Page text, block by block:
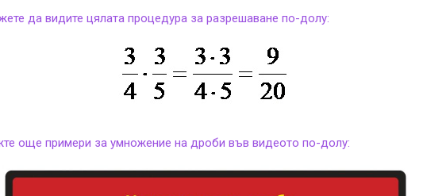
да видите цялата процедура за разрешаване по-долу:
още примери за умножение на дроби във видеото по-долу: